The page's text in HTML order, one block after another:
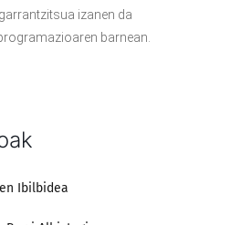
izanen da
barnean.
Ibilbidea